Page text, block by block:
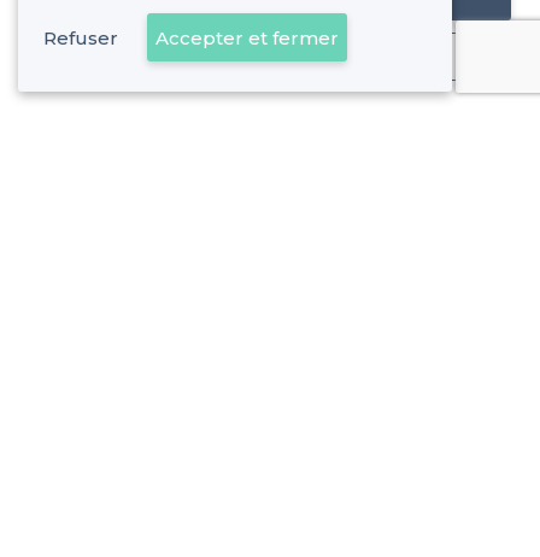
Déjà client
Refuser Accepter et fermer